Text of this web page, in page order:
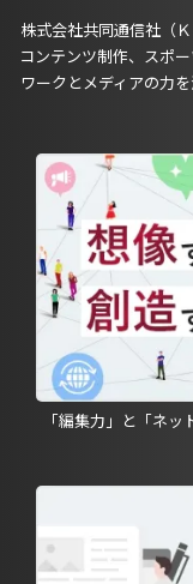
株式会社共同通信社（
コンテンツ制作、スポ
ワークとメディアの力
「編集力」と「ネ